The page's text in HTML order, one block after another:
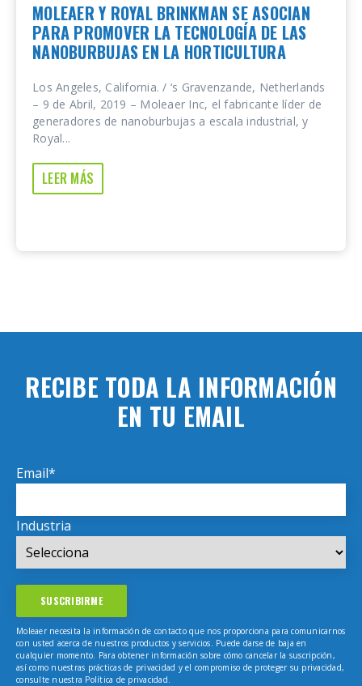
MOLEAER Y ROYAL BRINKMAN SE ASOCIAN
PARA PROMOVER LA TECNOLOGÍA DE LAS
NANOBURBUJAS EN LA HORTICULTURA
Los Angeles, California. / ‘s Gravenzande, Netherlands
– 9 de Abril, 2019 – Moleaer Inc, el fabricante líder de
generadores de nanoburbujas a escala industrial, y
Royal...
LEER MÁS
RECIBE TODA LA INFORMACIÓN
EN TU EMAIL
Email*
Industria
Moleaer necesita la información de contacto que nos proporciona para comunicarnos
con usted acerca de nuestros productos y servicios. Puede darse de baja en
cualquier momento. Para obtener información sobre cómo cancelar la suscripción,
así como nuestras prácticas de privacidad y el compromiso de proteger su privacidad,
consulte nuestra Política de privacidad.